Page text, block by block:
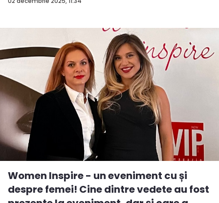
Women Inspire - un eveniment cu și
despre femei! Cine dintre vedete au fost